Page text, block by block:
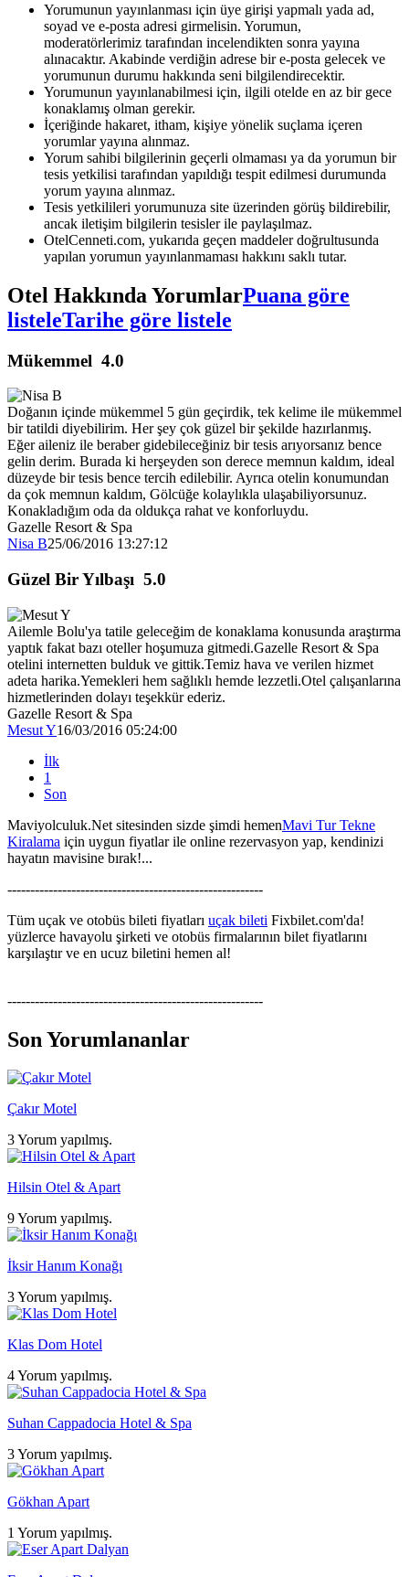
Yorumunun yayınlanması için üye girişi yapmalı yada ad,
soyad ve e-posta adresi girmelisin. Yorumun,
moderatörlerimiz tarafından incelendikten sonra yayına
alınacaktır. Akabinde verdiğin adrese bir e-posta gelecek ve
yorumunun durumu hakkında seni bilgilendirecektir.
Yorumunun yayınlanabilmesi için, ilgili otelde en az bir gece
konaklamış olman gerekir.
İçeriğinde hakaret, itham, kişiye yönelik suçlama içeren
yorumlar yayına alınmaz.
Yorum sahibi bilgilerinin geçerli olmaması ya da yorumun bir
tesis yetkilisi tarafından yapıldığı tespit edilmesi durumunda
yorum yayına alınmaz.
Tesis yetkilileri yorumunuza site üzerinden görüş bildirebilir,
ancak iletişim bilgilerin tesisler ile paylaşılmaz.
OtelCenneti.com, yukarıda geçen maddeler doğrultusunda
yapılan yorumun yayınlanmaması hakkını saklı tutar.
Otel Hakkında YorumlarPuana göre
listeleTarihe göre listele
Mükemmel 4.0
Doğanın içinde mükemmel 5 gün geçirdik, tek kelime ile mükemmel
bir tatildi diyebilirim. Her şey çok güzel bir şekilde hazırlanmış.
Eğer aileniz ile beraber gidebileceğiniz bir tesis arıyorsanız bence
gelin derim. Burada ki herşeyden son derece memnun kaldım, ideal
düzeyde bir tesis bence tercih edilebilir. Ayrıca otelin konumundan
da çok memnun kaldım, Gölcüğe kolaylıkla ulaşabiliyorsunuz.
Konakladığım oda da oldukça rahat ve konforluydu.
Gazelle Resort & Spa
Nisa B25/06/2016 13:27:12
Güzel Bir Yılbaşı 5.0
Ailemle Bolu'ya tatile geleceğim de konaklama konusunda araştırma
yaptık fakat bazı oteller hoşumuza gitmedi.Gazelle Resort & Spa
otelini internetten bulduk ve gittik.Temiz hava ve verilen hizmet
adeta harika.Yemekleri hem sağlıklı hemde lezzetli.Otel çalışanlarına
hizmetlerinden dolayı teşekkür ederiz.
Gazelle Resort & Spa
Mesut Y16/03/2016 05:24:00
İlk
1
Son
Maviyolculuk.Net sitesinden sizde şimdi hemenMavi Tur Tekne
Kiralama için uygun fiyatlar ile online rezervasyon yap, kendinizi
hayatın mavisine bırak!...
--------------------------------------------------------
Tüm uçak ve otobüs bileti fiyatları uçak bileti Fixbilet.com'da!
yüzlerce havayolu şirketi ve otobüs firmalarının bilet fiyatlarını
karşılaştır ve en ucuz biletini hemen al!
--------------------------------------------------------
Son Yorumlananlar
Çakır Motel
3 Yorum yapılmış.
Hilsin Otel & Apart
9 Yorum yapılmış.
İksir Hanım Konağı
3 Yorum yapılmış.
Klas Dom Hotel
4 Yorum yapılmış.
Suhan Cappadocia Hotel & Spa
3 Yorum yapılmış.
Gökhan Apart
1 Yorum yapılmış.